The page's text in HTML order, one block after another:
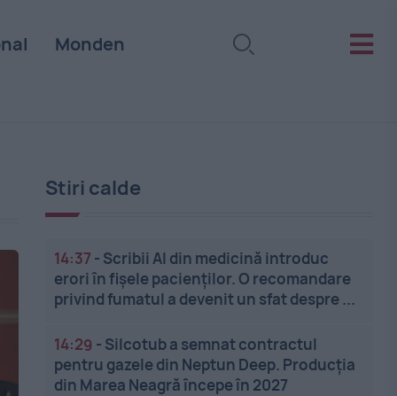
Monden
Stiri calde
14:37 - Scribii AI din medicină introduc
erori în fișele pacienților. O recomandare
privind fumatul a devenit un sfat despre ...
14:29 - Silcotub a semnat contractul
pentru gazele din Neptun Deep. Producția
din Marea Neagră începe în 2027